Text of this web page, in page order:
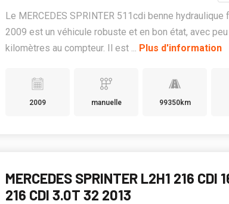
Le MERCEDES SPRINTER 511cdi benne hydraulique
2009 est un véhicule robuste et en bon état, avec
kilomètres au compteur. Il est ... Plus d'information
2009 manuelle 99350km
MERCEDES SPRINTER L2H1 216 CDI
216 CDI 3.0T 32 2013